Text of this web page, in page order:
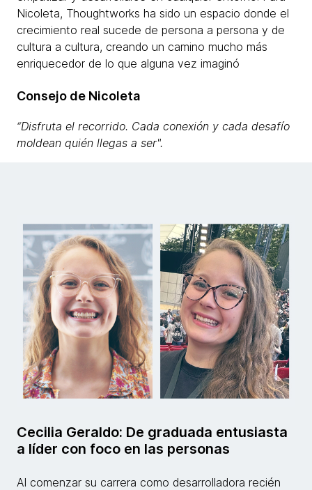
Nicoleta, Thoughtworks ha sido un espacio donde el
crecimiento real sucede de persona a persona y de
cultura a cultura, creando un camino mucho más
enriquecedor de lo que alguna vez imaginó
Consejo de Nicoleta
“Disfruta el recorrido. Cada conexión y cada desafío
moldean quién llegas a ser".
Cecilia Geraldo: De graduada entusiasta
a líder con foco en las personas
Al comenzar su carrera como desarrolladora recién